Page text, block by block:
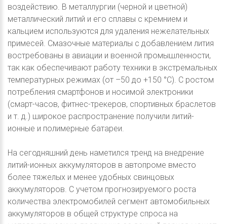
воздействию. В металлургии (черной и цветной)
металлический литий и его сплавы с кремнием и
кальцием используются для удаления нежелательных
примесей. Смазочные материалы с добавлением лития
востребованы в авиации и военной промышленности,
так как обеспечивают работу техники в экстремальных
температурных режимах (от –50 до +150 °C). С ростом
потребления смартфонов и носимой электроники
(смарт-часов, фитнес-трекеров, спортивных браслетов
и т. д.) широкое распространение получили литий-
ионные и полимерные батареи.
На сегодняшний день наметился тренд на внедрение
литий-ионных аккумуляторов в автопроме вместо
более тяжелых и менее удобных свинцовых
аккумуляторов. С учетом прогнозируемого роста
количества электромобилей сегмент автомобильных
аккумуляторов в общей структуре спроса на